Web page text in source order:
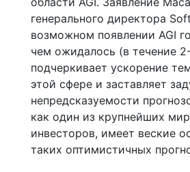
генерального директора
возможном появлении AGI
чем ожидалось (в течение
подчеркивает ускорение
этой сфере и заставляет
непредсказуемости
как один из крупнейших
инвесторов, имеет веские
таких оптимистичных